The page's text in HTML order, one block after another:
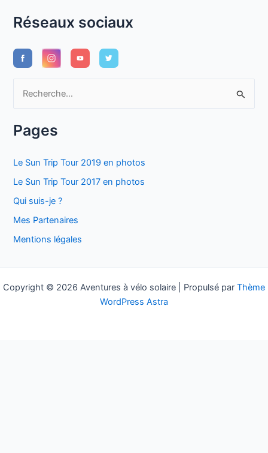
Réseaux sociaux
h
h
e
r
Pages
Le Sun Trip Tour 2019 en photos
Le Sun Trip Tour 2017 en photos
Qui suis-je ?
Mes Partenaires
Mentions légales
Copyright © 2026 Aventures à vélo solaire | Propulsé par Thème
WordPress Astra